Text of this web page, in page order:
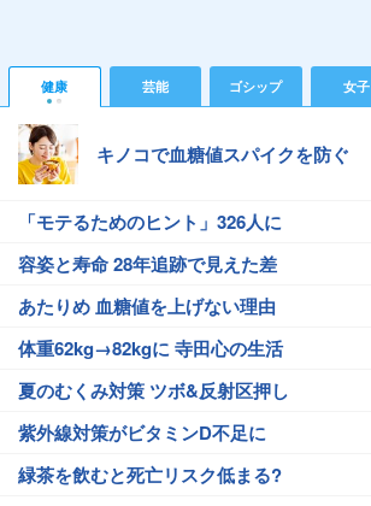
健康 芸能 ゴシップ 女子
キノコで血糖値スパイクを防ぐ
「モテるためのヒント」326人に
容姿と寿命 28年追跡で見えた差
あたりめ 血糖値を上げない理由
体重62kg→82kgに 寺田心の生活
夏のむくみ対策 ツボ&反射区押し
紫外線対策がビタミンD不足に
緑茶を飲むと死亡リスク低まる?